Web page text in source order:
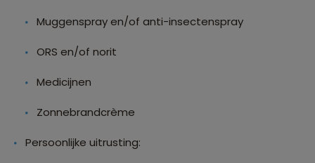
Muggenspray en/of anti-insectenspray
ORS en/of norit
Medicijnen
Zonnebrandcrème
Persoonlijke uitrusting: